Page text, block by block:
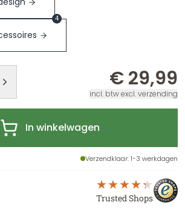
4
€ 29,99
incl. btw excl. verzending
In winkelwagen
Verzendklaar: 1-3 werkdagen
Trusted Shops